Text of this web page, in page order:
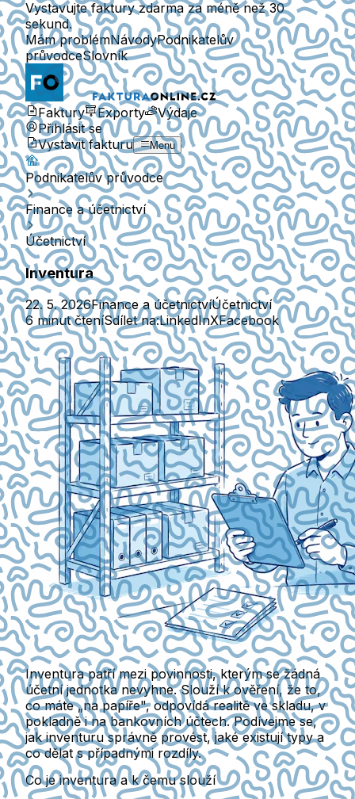
Vystavujte faktury zdarma za méně než 30
sekund.
Mám problémNávodyPodnikatelův
průvodceSlovník
Faktury Exporty
Výdaje
Přihlásit se
Vystavit fakturu
Menu
Podnikatelův průvodce
Finance a účetnictví
Účetnictví
Inventura
22. 5. 2026Finance a účetnictvíÚčetnictví
6 minut čteníSdílet na:LinkedInXFacebook
Inventura patří mezi povinnosti, kterým se žádná
účetní jednotka nevyhne. Slouží k ověření, že to,
co máte „na papíře", odpovídá realitě ve skladu, v
pokladně i na bankovních účtech. Podívejme se,
jak inventuru správně provést, jaké existují typy a
co dělat s případnými rozdíly.
Co je inventura a k čemu slouží